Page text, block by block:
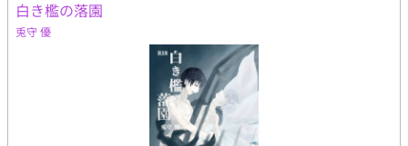
白き檻の落園
兎守 優